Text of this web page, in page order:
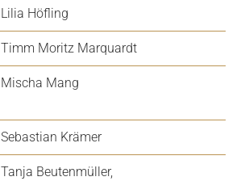
Lilia Höfling
Timm Moritz Marquardt
Mischa Mang
Sebastian Krämer
Tanja Beutenmüller,